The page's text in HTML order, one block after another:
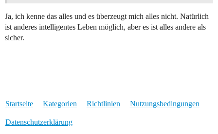
Ja, ich kenne das alles und es überzeugt mich alles nicht. Natürlich
ist anderes intelligentes Leben möglich, aber es ist alles andere als
sicher.
Startseite Kategorien Richtlinien Nutzungsbedingungen
Datenschutzerklärung